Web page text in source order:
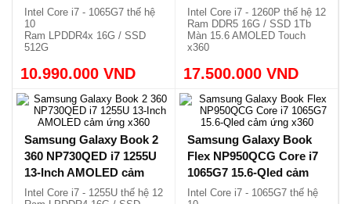
ứng x360
Intel Core i7 - 1065G7 thế hệ
10
Ram LPDDR4x 16G / SSD
512G
x360
Vỏ nhôm, siêu mỏng, nhẹ
1.16kg.
10.990.000 VND
ứng x360
Intel Core i7 - 1260P thế hệ 12
Ram DDR5 16G / SSD 1Tb
Màn 15.6 AMOLED Touch
x360
1.41kg.
17.500.000 VND
Samsung Galaxy Book 2
360 NP730QED i7 1255U
13-Inch AMOLED cảm
ứng x360
Intel Core i7 - 1255U thế hệ 12
Samsung Galaxy Book
Flex NP950QCG Core i7
1065G7 15.6-Qled cảm
ứng x360
Intel Core i7 - 1065G7 thế hệ